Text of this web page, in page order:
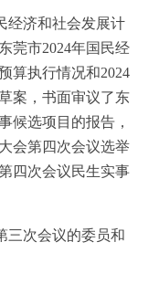
经济和社会发展计
莞市2024年国民经
算执行情况和2024
案，书面审议了东
候选项目的报告，
会第四次会议选举
四次会议民生实事
三次会议的委员和